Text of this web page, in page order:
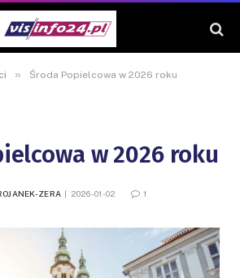
» Środa Popielcowa w 2026 roku
w 2026 roku
ZERA 2026-01-02 1